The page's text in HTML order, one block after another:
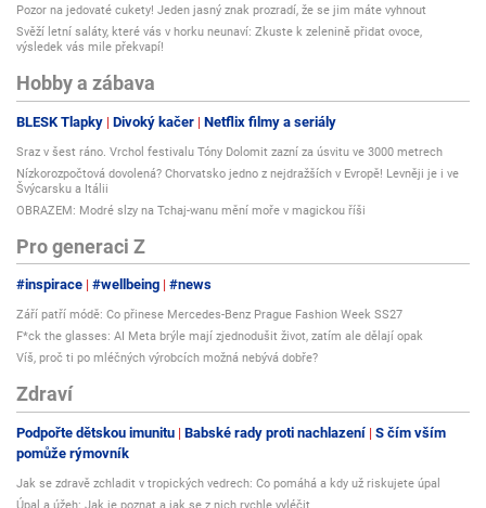
Pozor na jedovaté cukety! Jeden jasný znak prozradí, že se jim máte vyhnout
Svěží letní saláty, které vás v horku neunaví: Zkuste k zelenině přidat ovoce,
výsledek vás mile překvapí!
Hobby a zábava
BLESK Tlapky Divoký kačer Netflix filmy a seriály
Sraz v šest ráno. Vrchol festivalu Tóny Dolomit zazní za úsvitu ve 3000 metrech
Nízkorozpočtová dovolená? Chorvatsko jedno z nejdražších v Evropě! Levněji je i ve
Švýcarsku a Itálii
OBRAZEM: Modré slzy na Tchaj-wanu mění moře v magickou říši
Pro generaci Z
#inspirace #wellbeing #news
Září patří módě: Co přinese Mercedes-Benz Prague Fashion Week SS27
F*ck the glasses: AI Meta brýle mají zjednodušit život, zatím ale dělají opak
Víš, proč ti po mléčných výrobcích možná nebývá dobře?
Zdraví
Podpořte dětskou imunitu Babské rady proti nachlazení S čím vším
pomůže rýmovník
Jak se zdravě zchladit v tropických vedrech: Co pomáhá a kdy už riskujete úpal
Úpal a úžeh: Jak je poznat a jak se z nich rychle vyléčit